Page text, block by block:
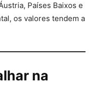
Países Baixos e
os valores tendem a
na